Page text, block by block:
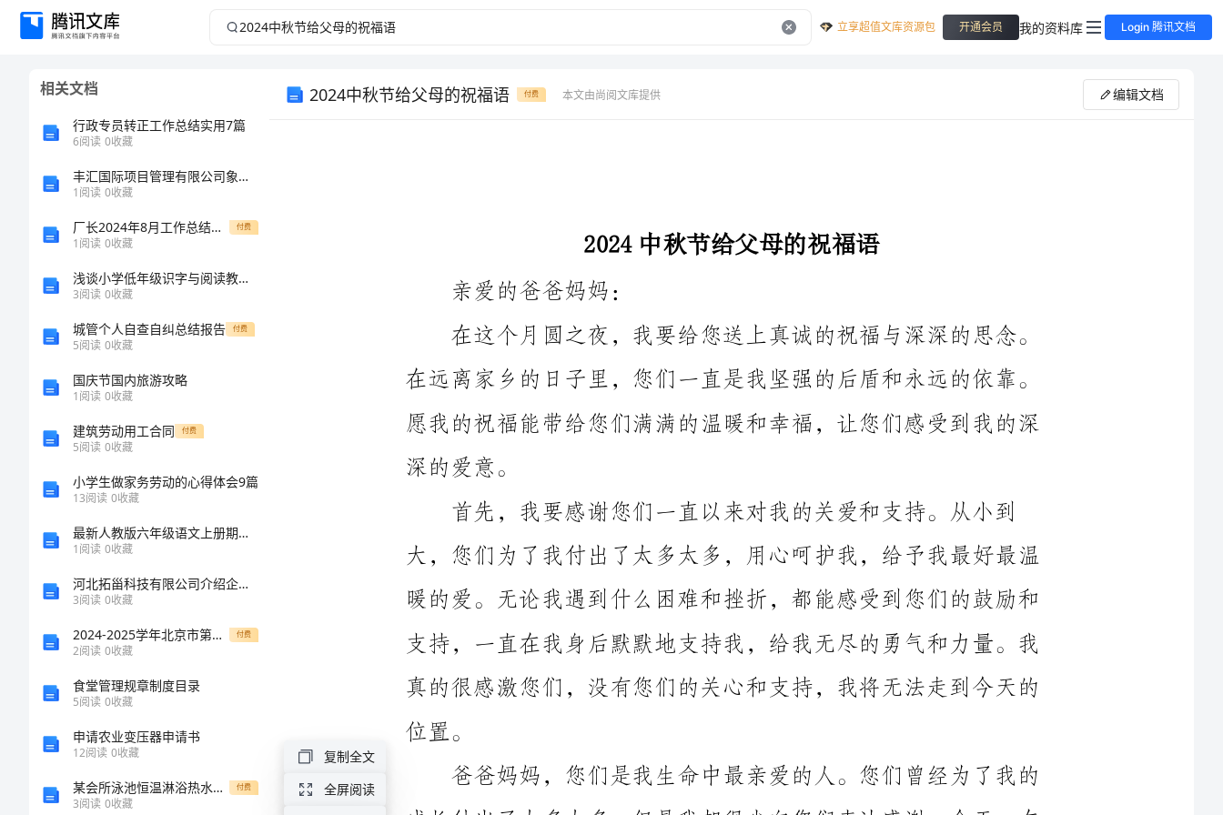
2024
立享超值文库资源包 开通会员 我的资料库 Login 腾讯文档
相关文档
行政专员转正工作总结实用7篇
6阅读 0收藏
丰汇国际项目管理有限公司象州分公司介绍企业发展分析报告
1阅读 0收藏
厂长2024年8月工作总结范文 付费
1阅读 0收藏
浅谈小学低年级识字与阅读教学的关系
3阅读 0收藏
城管个人自查自纠总结报告 付费
5阅读 0收藏
国庆节国内旅游攻略
1阅读 0收藏
建筑劳动用工合同 付费
5阅读 0收藏
小学生做家务劳动的心得体会9篇
13阅读 0收藏
最新人教版六年级语文上册期中考试卷及答案【A4打印版】
1阅读 0收藏
河北拓甾科技有限公司介绍企业发展分析报告
3阅读 0收藏
2024-2025学年北京市第五中学高二数学期末统考试题含解析 付费
2阅读 0收藏
食堂管理规章制度目录
5阅读 0收藏
申请农业变压器申请书
12阅读 0收藏
某会所泳池恒温淋浴热水方案 付费
3阅读 0收藏
2024中秋节给父母的祝福语 付费 本文由尚阅文库提供 编辑文档
抚养着我长大，您们的关爱使我变得坚强，您们的教诲让我懂得
愿我的祝福能带给您们满满的温暖和幸福，让您们感受到我的深
深的爱意。
首先，我要感谢您们一直以来对我的关爱和支持。从小到
支持，一直在我身后默默地支持我，给我无尽的勇气和力量。我
真的很感激您们，没有您们的关心和支持，我将无法走到今天的
成长付出了太多太多，但是我却很少向您们表达感谢。今天，在
中秋节这个特别的日子里，让我向您们深深地道一声：“谢
复制全文
全屏阅读